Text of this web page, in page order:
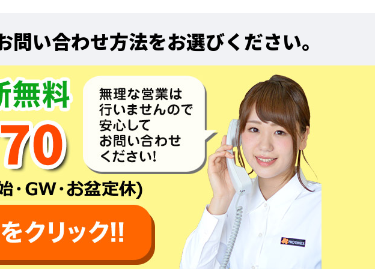
問い合わせ方法をお選びください。